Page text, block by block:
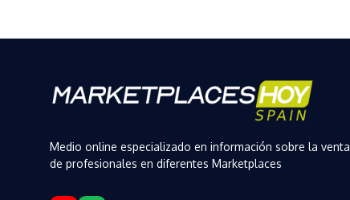
Medio online especializado en información sobre la venta
de profesionales en diferentes Marketplaces